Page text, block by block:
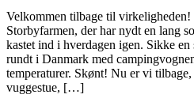
Velkommen tilbage til
Storbyfarmen, der har nydt en lang
kastet ind i hverdagen igen. Sikke
rundt i Danmark med
temperaturer. Skønt! Nu er vi
vuggestue, […]